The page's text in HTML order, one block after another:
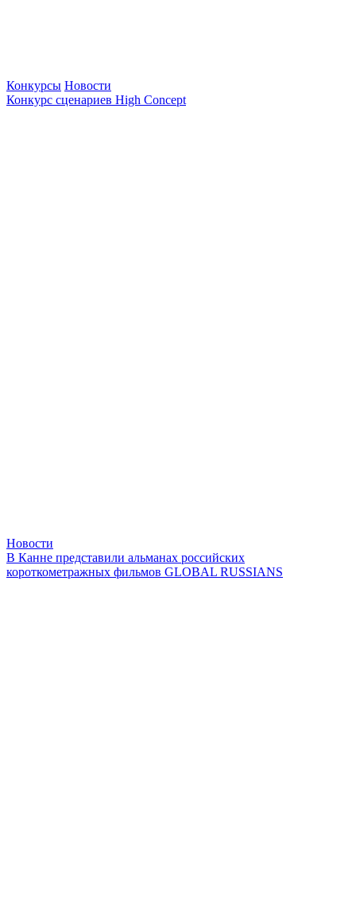
Конкурсы Новости
Конкурс сценариев High Concept
Новости
В Канне представили альманах российских
короткометражных фильмов GLOBAL RUSSIANS